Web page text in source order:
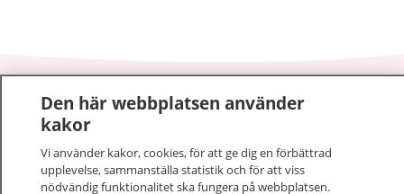
1177–tryggt om din hälsa och vård
På 1177.se får du råd om hälsa och information om
sjukdomar och vilka mottagningar du kan kontakta.
Logga in för att läsa din journal och göra dina
Den här webbplatsen använder
kakor
Vi använder kakor, cookies, för att ge dig en förbättrad
upplevelse, sammanställa statistik och för att viss
nödvändig funktionalitet ska fungera på webbplatsen.